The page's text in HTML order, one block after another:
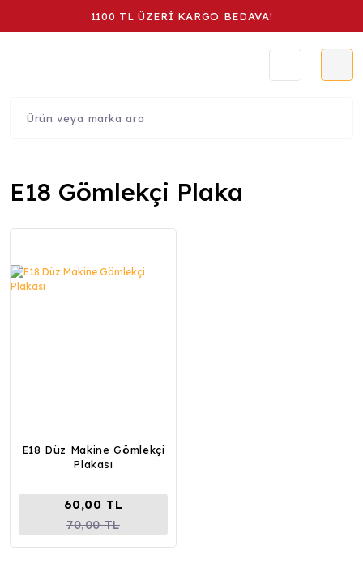
1100 TL ÜZERİ KARGO BEDAVA!
E18 Gömlekçi Plaka
E18 Düz Makine Gömlekçi
Plakası
60,00 TL
70,00 TL